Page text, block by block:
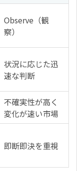
Observe（観
察）
状況に応じた迅
速な判断
不確実性が高く
変化が速い市場
即断即決を重視